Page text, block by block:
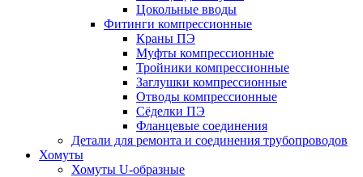
Цокольные вводы
Фитинги компрессионные
Краны ПЭ
Муфты компрессионные
Тройники компрессионные
Заглушки компрессионные
Отводы компрессионные
Сёделки ПЭ
Фланцевые соединения
Детали для ремонта и соединения трубопроводов
Хомуты
Хомуты U-образные